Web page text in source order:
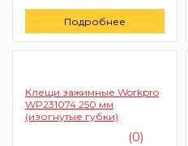
Подробнее
Клещи зажимные Workpro
WP231074 250 мм
(изогнутые губки)
(0)